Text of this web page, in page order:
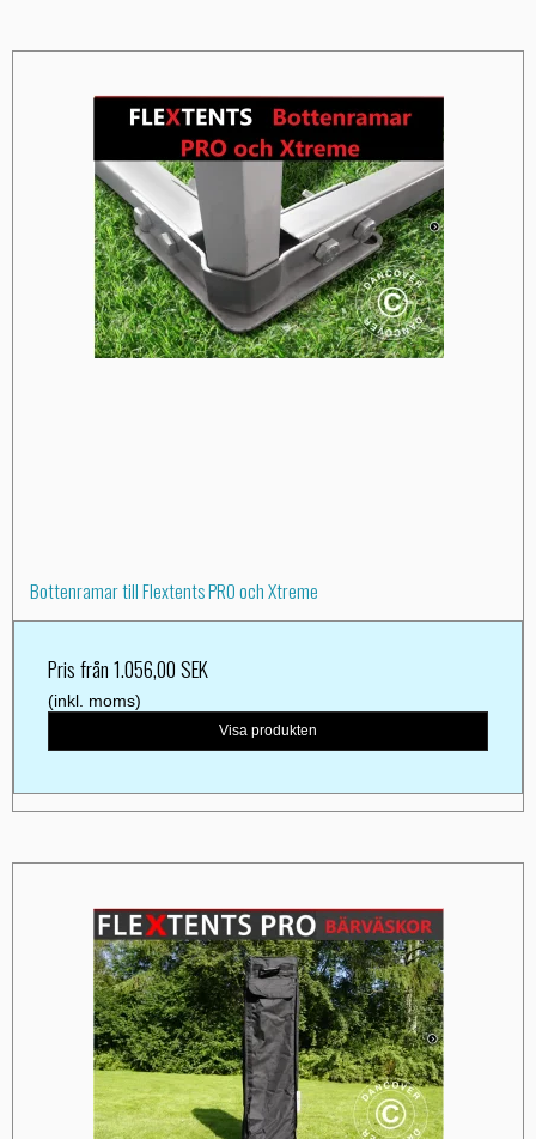
Bottenramar till Flextents PRO och Xtreme
Pris från1.056,00 SEK
(inkl. moms)
Visa produkten